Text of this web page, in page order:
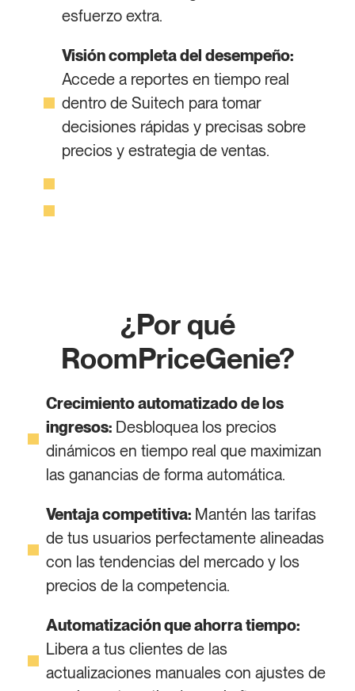
esfuerzo extra.
Visión completa del desempeño:
Accede a reportes en tiempo real
dentro de Suitech para tomar
decisiones rápidas y precisas sobre
precios y estrategia de ventas.
¿Por qué
RoomPriceGenie?
Crecimiento automatizado de los
ingresos:Desbloquea los precios
dinámicos en tiempo real que maximizan
las ganancias de forma automática.
Ventaja competitiva:Mantén las tarifas
de tus usuarios perfectamente alineadas
con las tendencias del mercado y los
precios de la competencia.
Automatización que ahorra tiempo:
Libera a tus clientes de las
actualizaciones manuales con ajustes de